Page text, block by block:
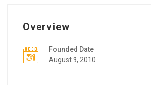
Overview
Founded Date
August 9, 2010